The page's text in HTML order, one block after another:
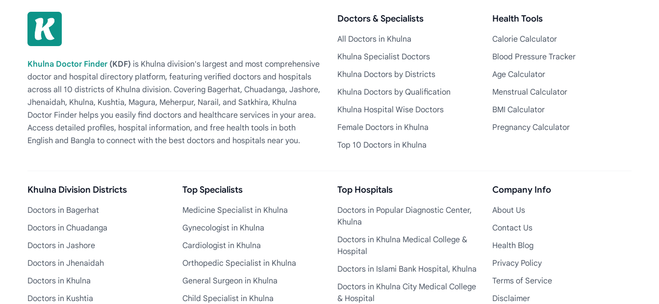
Khulna Doctor Finder (KDF) is Khulna division's largest and most comprehensive
doctor and hospital directory platform, featuring verified doctors and hospitals
across all 10 districts of Khulna division. Covering Bagerhat, Chuadanga, Jashore,
Jhenaidah, Khulna, Kushtia, Magura, Meherpur, Narail, and Satkhira, Khulna
Doctor Finder helps you easily find doctors and healthcare services in your area.
Access detailed profiles, hospital information, and free health tools in both
English and Bangla to connect with the best doctors and hospitals near you.
Doctors & Specialists
All Doctors in Khulna
Khulna Specialist Doctors
Khulna Doctors by Districts
Khulna Doctors by Qualification
Khulna Hospital Wise Doctors
Female Doctors in Khulna
Top 10 Doctors in Khulna
Health Tools
Calorie Calculator
Blood Pressure Tracker
Age Calculator
Menstrual Calculator
BMI Calculator
Pregnancy Calculator
Khulna Division Districts
Doctors in Bagerhat
Doctors in Chuadanga
Doctors in Jashore
Doctors in Jhenaidah
Doctors in Khulna
Doctors in Kushtia
Top Specialists
Medicine Specialist in Khulna
Gynecologist in Khulna
Cardiologist in Khulna
Orthopedic Specialist in Khulna
General Surgeon in Khulna
Child Specialist in Khulna
Top Hospitals
Doctors in Popular Diagnostic Center,
Khulna
Doctors in Khulna Medical College &
Hospital
Doctors in Islami Bank Hospital, Khulna
Doctors in Khulna City Medical College
& Hospital
Company Info
About Us
Contact Us
Health Blog
Privacy Policy
Terms of Service
Disclaimer